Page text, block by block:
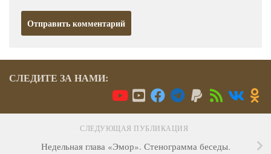
СЛЕДИТЕ ЗА НАМИ:
СЛЕДУЮЩАЯ ПУБЛИКАЦИЯ
Недельная глава «Эмор». Стенограмма беседы.